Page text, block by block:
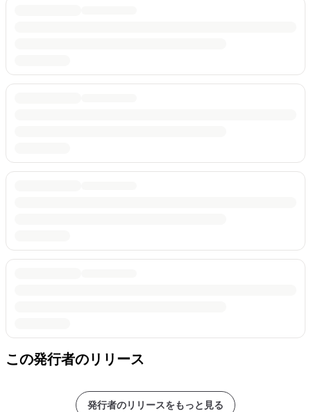
この発行者のリリース
発行者のリリースをもっと見る